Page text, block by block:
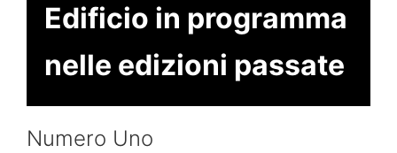
Edificio in programma
nelle edizioni passate
Numero Uno